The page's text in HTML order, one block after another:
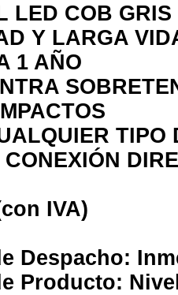
LED COB
Y LARGA
1 AÑO
IVA)
Despacho:
Producto: